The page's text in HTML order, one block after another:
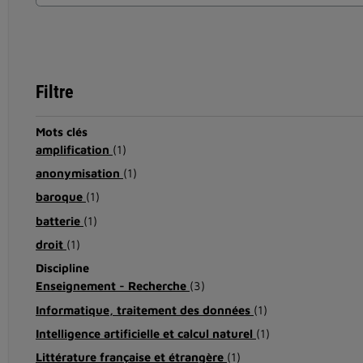
Filtre
Mots clés
amplification (1)
anonymisation (1)
baroque (1)
batterie (1)
droit (1)
Discipline
Enseignement - Recherche (3)
Informatique, traitement des données (1)
Intelligence artificielle et calcul naturel (1)
Littérature française et étrangère (1)